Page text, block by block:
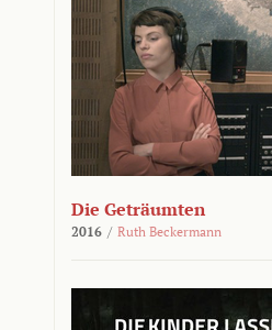
Die Geträumten
2016 / Ruth Beckermann